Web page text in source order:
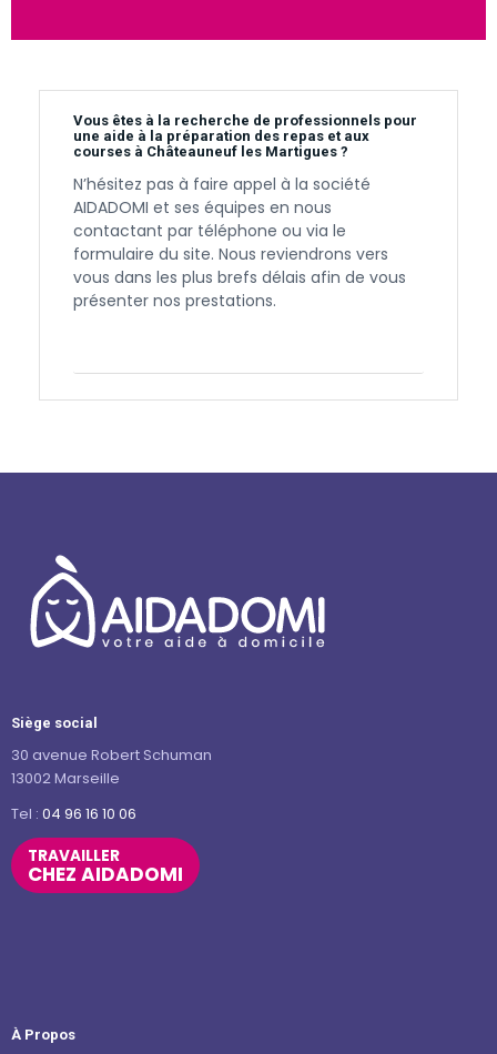
Vous êtes à la recherche de professionnels pour
une aide à la préparation des repas et aux
courses à Châteauneuf les Martigues ?
N’hésitez pas à faire appel à la société
AIDADOMI et ses équipes en nous
contactant par téléphone ou via le
formulaire du site. Nous reviendrons vers
vous dans les plus brefs délais afin de vous
présenter nos prestations.
Siège social
30 avenue Robert Schuman
13002 Marseille
Tel : 04 96 16 10 06
TRAVAILLER
CHEZ AIDADOMI
À Propos